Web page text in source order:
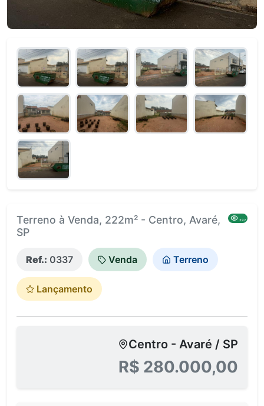
Terreno à Venda, 222m² - Centro, Avaré,
SP
392
Ref.: 0337 Venda Terreno
Lançamento
Centro - Avaré / SP
R$ 280.000,00